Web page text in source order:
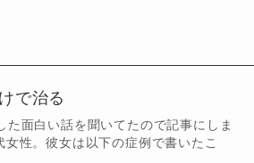
で治る
面白い話を聞いてたので記事にしま
性。彼女は以下の症例で書いたこ